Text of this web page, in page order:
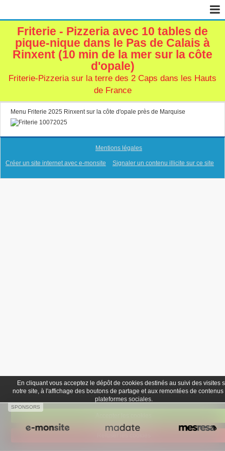
Page d'accueil
Livre d'or
Friterie - Pizzeria avec 10 tables de
pique-nique dans le Pas de Calais à
Rinxent (10 min de la mer sur la côte
d'opale)
Friterie-Pizzeria sur la terre des 2 Caps dans les Hauts
de France
Menu Friterie 2025 Rinxent sur la côte d'opale près de Marquise
Mentions légales
Créer un site internet avec e-monsite Signaler un contenu illicite sur ce site
SPONSORS
En cliquant vous acceptez le dépôt de cookies destinés au suivi des visites
notre site, à l'affichage des boutons de partage et aux remontées de contenus
plateformes sociales.